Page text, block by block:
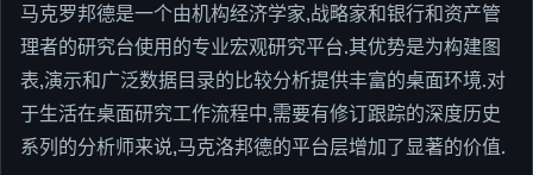
马克罗邦德是一个由机构经济学家,战略家和银行和资产管
理者的研究台使用的专业宏观研究平台.其优势是为构建图
表,演示和广泛数据目录的比较分析提供丰富的桌面环境.对
于生活在桌面研究工作流程中,需要有修订跟踪的深度历史
系列的分析师来说,马克洛邦德的平台层增加了显著的价值.